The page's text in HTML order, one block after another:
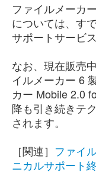
ファイルメーカ
については、す
サポートサービ
なお、現在販売
イルメーカー 6
カー Mobile 2.0
降も引き続きテ
されます。
［関連］ ファイ
ニカルサポート